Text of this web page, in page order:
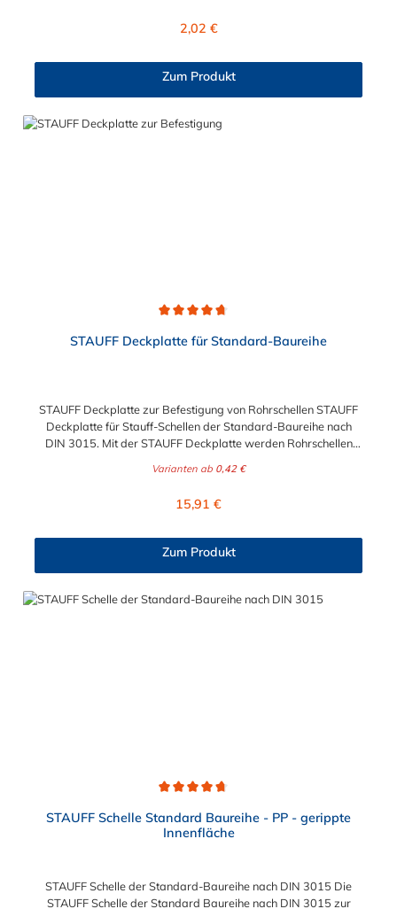
Regulärer Preis:
2,02 €
Zum Produkt
STAUFF Deckplatte für Standard-Baureihe
STAUFF Deckplatte zur Befestigung von Rohrschellen STAUFF
Deckplatte für Stauff-Schellen der Standard-Baureihe nach
DIN 3015. Mit der STAUFF Deckplatte werden Rohrschellen
Varianten ab 0,42 €
Regulärer Preis:
15,91 €
Zum Produkt
STAUFF Schelle Standard Baureihe - PP - gerippte
Innenfläche
STAUFF Schelle der Standard-Baureihe nach DIN 3015 Die
STAUFF Schelle der Standard Baureihe nach DIN 3015 zur